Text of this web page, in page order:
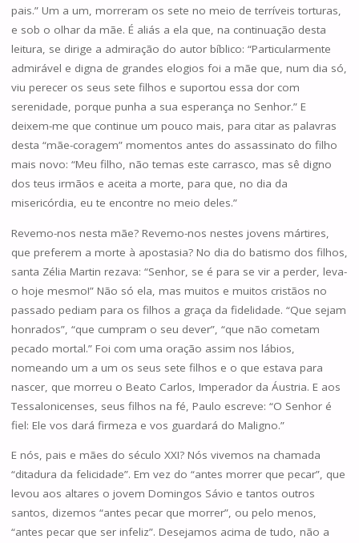
pais.” Um a um, morreram os sete no meio de terríveis torturas,
e sob o olhar da mãe. É aliás a ela que, na continuação desta
leitura, se dirige a admiração do autor bíblico: “Particularmente
admirável e digna de grandes elogios foi a mãe que, num dia só,
viu perecer os seus sete filhos e suportou essa dor com
serenidade, porque punha a sua esperança no Senhor.” E
deixem-me que continue um pouco mais, para citar as palavras
desta “mãe-coragem” momentos antes do assassinato do filho
mais novo: “Meu filho, não temas este carrasco, mas sê digno
dos teus irmãos e aceita a morte, para que, no dia da
misericórdia, eu te encontre no meio deles.”
Revemo-nos nesta mãe? Revemo-nos nestes jovens mártires,
que preferem a morte à apostasia? No dia do batismo dos filhos,
santa Zélia Martin rezava: “Senhor, se é para se vir a perder, leva-
o hoje mesmo!” Não só ela, mas muitos e muitos cristãos no
passado pediam para os filhos a graça da fidelidade. “Que sejam
honrados”, “que cumpram o seu dever”, “que não cometam
pecado mortal.” Foi com uma oração assim nos lábios,
nomeando um a um os seus sete filhos e o que estava para
nascer, que morreu o Beato Carlos, Imperador da Áustria. E aos
Tessalonicenses, seus filhos na fé, Paulo escreve: “O Senhor é
fiel: Ele vos dará firmeza e vos guardará do Maligno.”
E nós, pais e mães do século XXI? Nós vivemos na chamada
“ditadura da felicidade”. Em vez do “antes morrer que pecar”, que
levou aos altares o jovem Domingos Sávio e tantos outros
santos, dizemos “antes pecar que morrer”, ou pelo menos,
“antes pecar que ser infeliz”. Desejamos acima de tudo, não a